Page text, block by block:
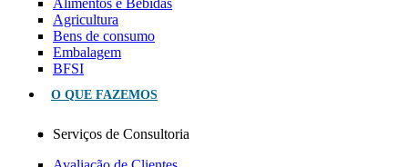
Alimentos e Bebidas
Agricultura
Bens de consumo
Embalagem
BFSI
O QUE FAZEMOS
Serviços de Consultoria